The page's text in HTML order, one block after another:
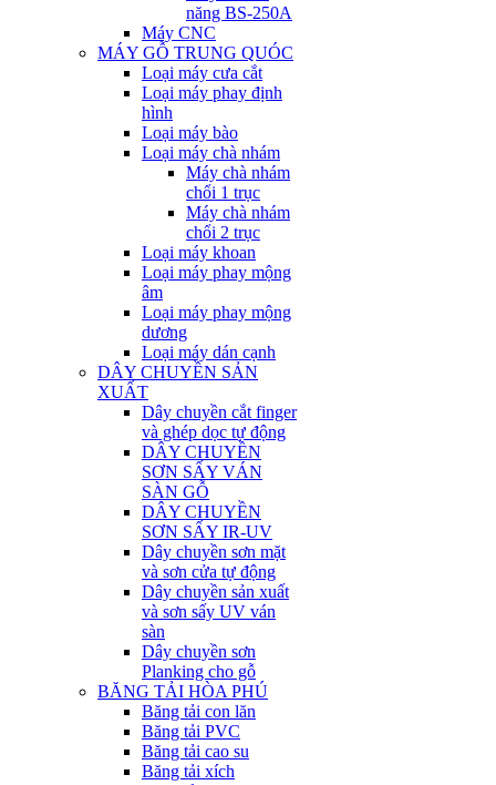
năng BS-250A
Máy CNC
MÁY GỖ TRUNG QUÓC
Loại máy cưa cắt
Loại máy phay định
hình
Loại máy bào
Loại máy chà nhám
Máy chà nhám
chổi 1 trục
Máy chà nhám
chổi 2 trục
Loại máy khoan
Loại máy phay mộng
âm
Loại máy phay mộng
dương
Loại máy dán cạnh
DÂY CHUYỀN SẢN
XUẤT
Dây chuyền cắt finger
và ghép dọc tự động
DÂY CHUYỀN
SƠN SẤY VÁN
SÀN GỖ
DÂY CHUYỀN
SƠN SẤY IR-UV
Dây chuyền sơn mặt
và sơn cửa tự động
Dây chuyền sản xuất
và sơn sấy UV ván
sàn
Dây chuyền sơn
Planking cho gỗ
BĂNG TẢI HÒA PHÚ
Băng tải con lăn
Băng tải PVC
Băng tải cao su
Băng tải xích